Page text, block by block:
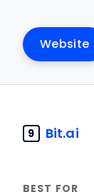
Website
9 Bit.ai